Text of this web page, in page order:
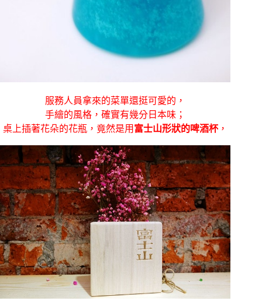
服務人員拿來的菜單還挺可愛的，
手繪的風格，確實有幾分日本味；
桌上插著花朵的花瓶，竟然是用 富士山形狀的啤酒杯，